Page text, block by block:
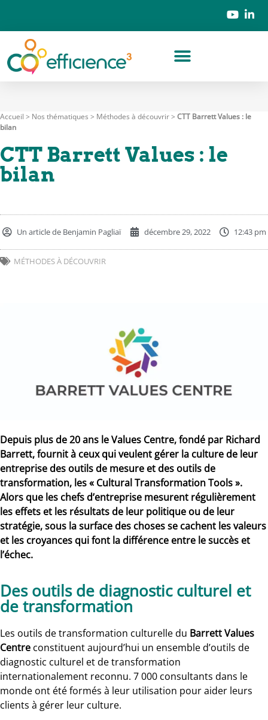
Accueil > Nos thématiques > Méthodes à découvrir> CTT Barrett Values : le
bilan
CTT Barrett Values : le
bilan
Un article de Benjamin Pagliaï décembre 29, 2022 12:43 pm
MÉTHODES À DÉCOUVRIR
Depuis plus de 20 ans le Values Centre, fondé par Richard
Barrett, fournit à ceux qui veulent gérer la culture de leur
entreprise des outils de mesure et des outils de
transformation, les« Cultural Transformation Tools ».
Alors que les chefs d’entreprise mesurent régulièrement
les effets et les résultats de leur politique ou de leur
stratégie, sous la surface des choses se cachent les valeurs
et les croyances qui font la différence entre le succès et
l’échec.
Des outils de diagnostic culturel et
de transformation
Les outils de transformation culturelle du Barrett Values
Centre constituent aujourd’hui un ensemble d’outils de
diagnostic culturel et de transformation
internationalement reconnu. 7 000 consultants dans le
monde ont été formés à leur utilisation pour aider leurs
clients à gérer leur culture.